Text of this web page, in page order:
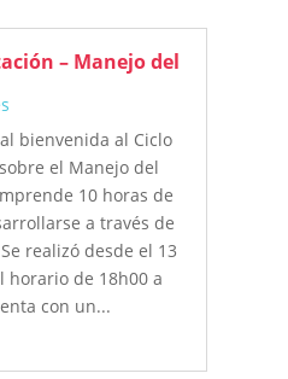
– Manejo del
bienvenida al Ciclo
el Manejo del
10 horas de
a través de
realizó desde el 13
horario de 18h00 a
con un...